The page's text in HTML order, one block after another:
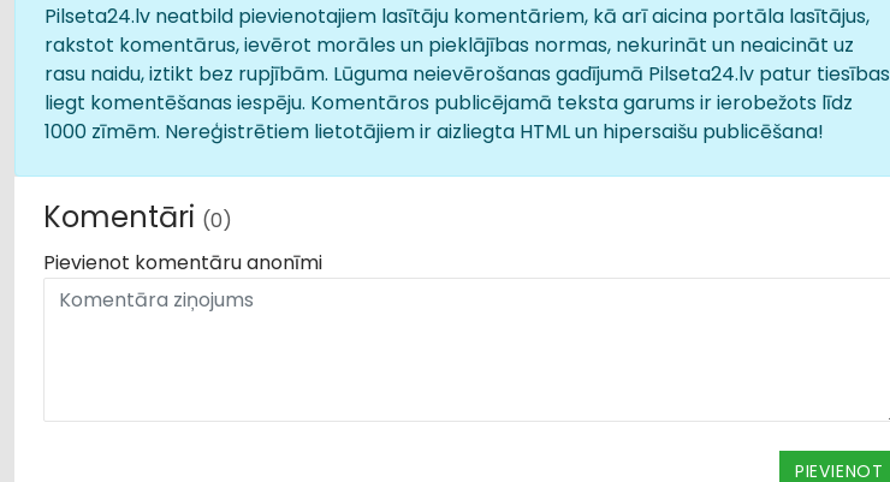
Pilseta24.lv neatbild pievienotajiem lasītāju komentāriem, kā arī aicina portāla lasītājus,
rakstot komentārus, ievērot morāles un pieklājības normas, nekurināt un neaicināt uz
rasu naidu, iztikt bez rupjībām. Lūguma neievērošanas gadījumā Pilseta24.lv patur tiesības
liegt komentēšanas iespēju. Komentāros publicējamā teksta garums ir ierobežots līdz
1000 zīmēm. Nereģistrētiem lietotājiem ir aizliegta HTML un hipersaišu publicēšana!
Komentāri (0)
Pievienot komentāru anonīmi
PIEVIENOT